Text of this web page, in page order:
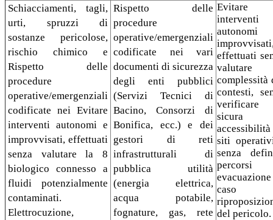
Schiacciamenti, tagli,
urti, spruzzi di
sostanze pericolose,
rischio chimico e
Rispetto delle
procedure
operative/emergenziali
codificate nei Evitare
interventi autonomi e
improvvisati, effettuati
senza valutare la 8
biologico connesso a
fluidi potenzialmente
contaminati.
Elettrocuzione,
Rispetto delle
procedure
operative/emergenziali
codificate nei vari
documenti di sicurezza
degli enti pubblici
(Servizi Tecnici di
Bacino, Consorzi di
Bonifica, ecc.) e dei
gestori di reti
infrastrutturali di
pubblica utilità
(energia elettrica,
acqua potabile,
fognature, gas, rete
Evitare
interventi
effettuati
valutare
complessità
contesti,
verificare
sicura
siti
senza
percorsi
caso
del pericolo.